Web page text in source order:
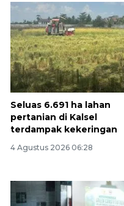
Seluas 6.691 ha lahan
pertanian di Kalsel
terdampak kekeringan
4 Agustus 2026 06:28